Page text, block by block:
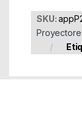
SKU: